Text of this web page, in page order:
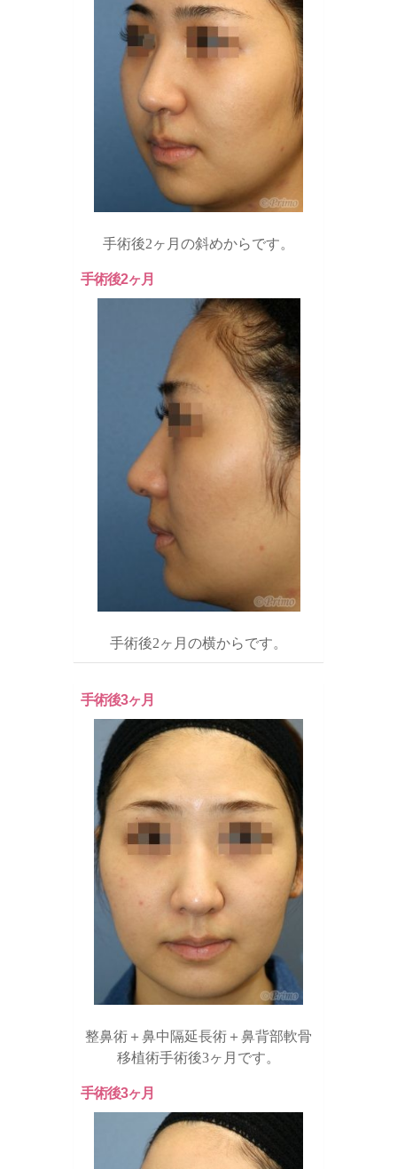
手術後2ヶ月の斜めからです。
手術後2ヶ月
手術後2ヶ月の横からです。
手術後3ヶ月
整鼻術＋鼻中隔延長術＋鼻背部軟骨
移植術手術後3ヶ月です。
手術後3ヶ月